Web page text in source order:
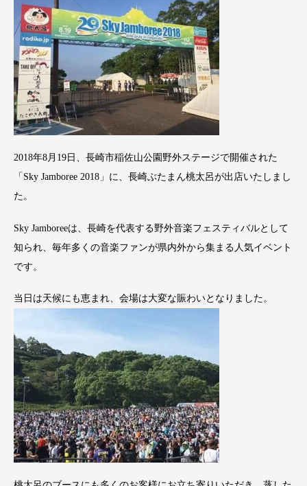
2018年8月19日、長崎市稲佐山公園野外ステージで開催された
「Sky Jamboree 2018」に、長崎ぶたまん桃太呂が出店いたしまし
た。
Sky Jamboreeは、長崎を代表する野外音楽フェスティバルとして
知られ、毎年多くの音楽ファンが県内外から集まる人気イベント
です。
当日は天候にも恵まれ、会場は大変な賑わいとなりました。